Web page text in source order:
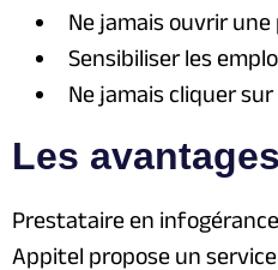
Ne jamais ouvrir
Sensibiliser les
Ne jamais cliquer
Les
Prestataire en
Appitel propose un